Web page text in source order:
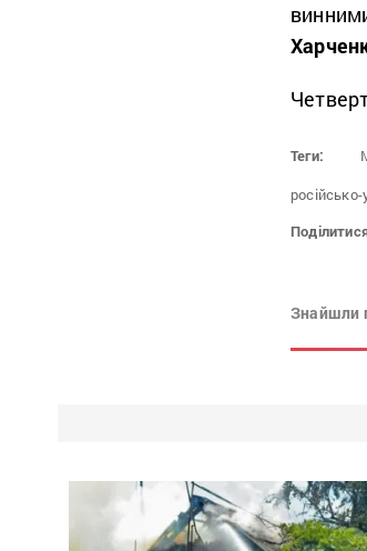
Теги:
російсько-
Знайшли